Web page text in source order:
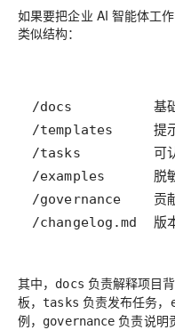
如果要把企业 AI 智能体工
类似结构：
/changelog.md  版
其中， docs 负责解释项目背
板，tasks 负责发布任务，
例，
governance 负责说明